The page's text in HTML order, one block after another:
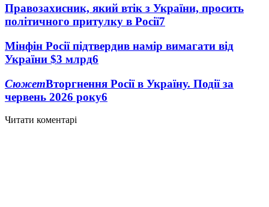
Правозахисник, який втік з України, просить
політичного притулку в Росії7
Мінфін Росії підтвердив намір вимагати від
України $3 млрд6
СюжетВторгнення Росії в Україну. Події за
червень 2026 року6
Читати коментарі